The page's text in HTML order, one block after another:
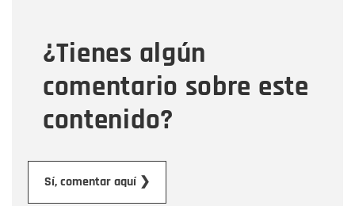
¿Tienes algún
comentario sobre este
contenido?
Sí, comentar aquí ❯
Mensaje